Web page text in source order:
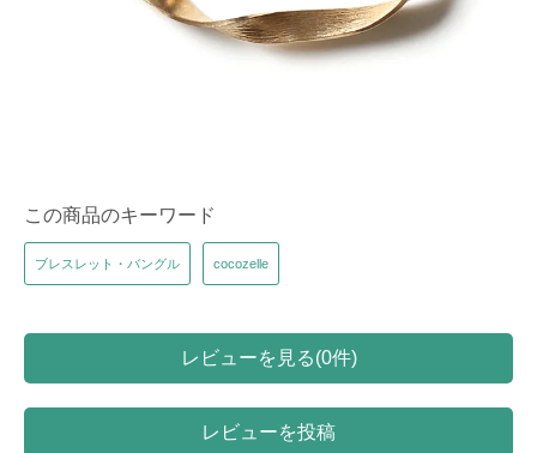
この商品のキーワード
ブレスレット・バングル cocozelle
レビューを見る(0件)
レビューを投稿